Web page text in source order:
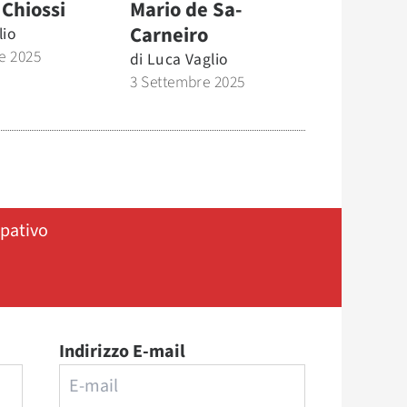
2025
Mario de Sa-
Carneiro
di Luca Vaglio
3 Settembre 2025
Indirizzo E-mail